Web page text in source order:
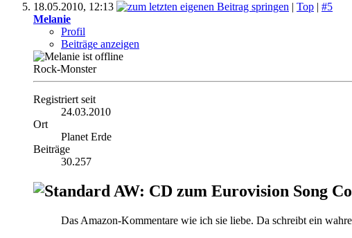
18.05.2010, 12:13 | Top | #5
Melanie
Profil
Beiträge anzeigen
Rock-Monster
Registriert seit
24.03.2010
Ort
Planet Erde
Beiträge
30.257
AW: CD zum Eurovision Song
Das Amazon-Kommentare wie ich sie liebe. Da schreibt ein